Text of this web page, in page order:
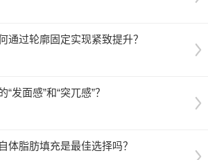
通过轮廓固定实现紧致提升？
发面感”和“突兀感”？
体脂肪填充是最佳选择吗？